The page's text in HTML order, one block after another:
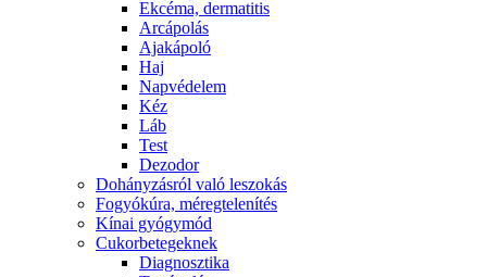
Ekcéma, dermatitis
Arcápolás
Ajakápoló
Haj
Napvédelem
Kéz
Láb
Test
Dezodor
Dohányzásról való leszokás
Fogyókúra, méregtelenítés
Kínai gyógymód
Cukorbetegeknek
Diagnosztika